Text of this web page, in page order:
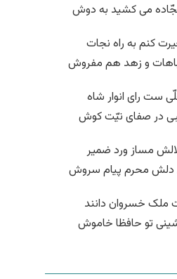
می کشید به دوش
کنم به راه نجات
و زهد هم مفروش
ست رای انوار شاه
در صفای نیّت کوش
مساز ورد ضمیر
محرم پیام سروش
ملک خسروان دانند
تو حافظا خاموش